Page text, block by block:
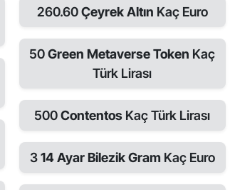
260.60Çeyrek Altın Kaç Euro
50Green Metaverse Token Kaç
Türk Lirası
500Contentos Kaç Türk Lirası
314 Ayar Bilezik Gram Kaç Euro